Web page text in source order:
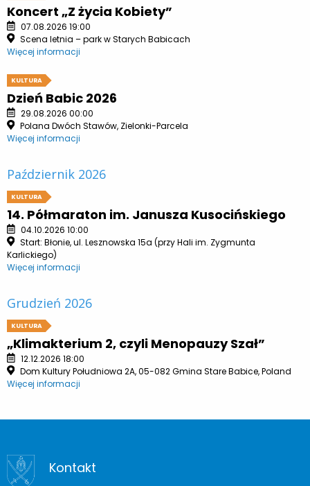
Koncert „Z życia Kobiety”
07.08.2026 19:00
Scena letnia – park w Starych Babicach
Więcej informacji
KULTURA
Dzień Babic 2026
29.08.2026 00:00
Polana Dwóch Stawów, Zielonki-Parcela
Więcej informacji
Październik 2026
KULTURA
14. Półmaraton im. Janusza Kusocińskiego
04.10.2026 10:00
Start: Błonie, ul. Lesznowska 15a (przy Hali im. Zygmunta
Karlickiego)
Więcej informacji
Grudzień 2026
KULTURA
„Klimakterium 2, czyli Menopauzy Szał”
12.12.2026 18:00
Dom Kultury Południowa 2A, 05-082 Gmina Stare Babice, Poland
Więcej informacji
Kontakt